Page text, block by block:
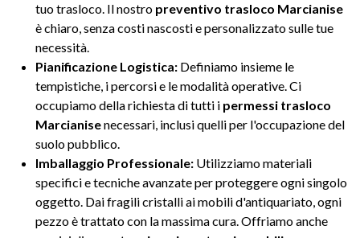
tuo trasloco. Il nostro preventivo trasloco Marcianise
è chiaro, senza costi nascosti e personalizzato sulle tue
necessità.
Pianificazione Logistica: Definiamo insieme le
tempistiche, i percorsi e le modalità operative. Ci
occupiamo della richiesta di tutti i permessi trasloco
Marcianisenecessari, inclusi quelli per l'occupazione del
suolo pubblico.
Imballaggio Professionale: Utilizziamo materiali
specifici e tecniche avanzate per proteggere ogni singolo
oggetto. Dai fragili cristalli ai mobili d'antiquariato, ogni
pezzo è trattato con la massima cura. Offriamo anche